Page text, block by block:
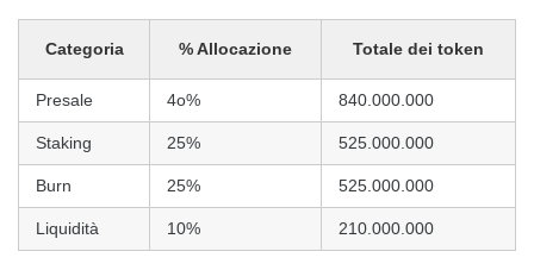
Categoria % Allocazione Totale dei token
Presale 4o% 840.000.000
Staking 25% 525.000.000
Burn 25% 525.000.000
Liquidità 10% 210.000.000